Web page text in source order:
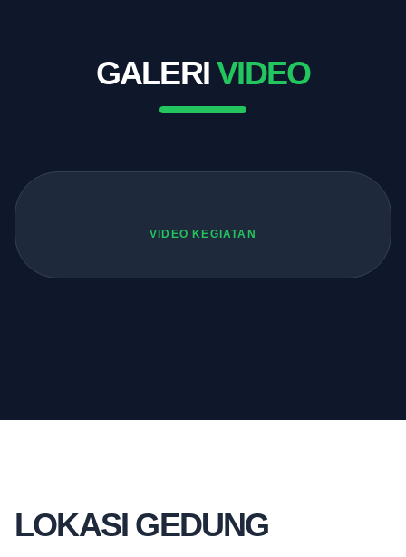
GALERIVIDEO
VIDEO KEGIATAN
LOKASI GEDUNG